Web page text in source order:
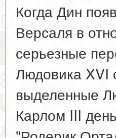
Когда Дин
Версаля в
серьезные
Людовика XVI
выделенные
Карлом III